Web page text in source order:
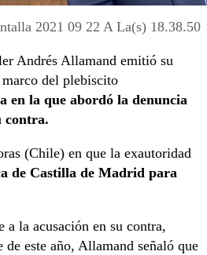
2021 09 22 A La(s) 18.38.50
Andrés Allamand emitió su
del plebiscito
en la que abordó la denuncia
contra.
(Chile) en que la exautoridad
de Castilla de Madrid para
la acusación en su contra,
de este año, Allamand señaló que